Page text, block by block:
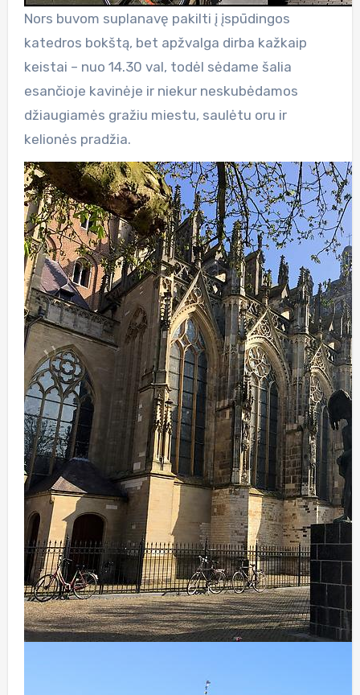
Nors buvom suplanavę pakilti į įspūdingos
katedros bokštą, bet apžvalga dirba kažkaip
keistai – nuo 14.30 val, todėl sėdame šalia
esančioje kavinėje ir niekur neskubėdamos
džiaugiamės gražiu miestu, saulėtu oru ir
kelionės pradžia.